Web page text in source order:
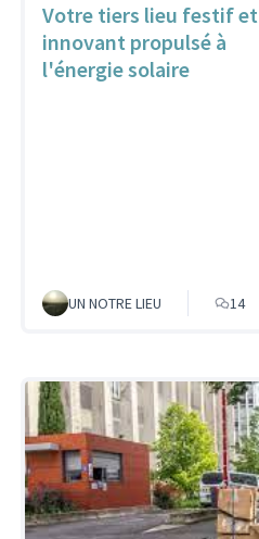
Votre tiers lieu festif et
innovant propulsé à
l'énergie solaire
UN NOTRE LIEU 14